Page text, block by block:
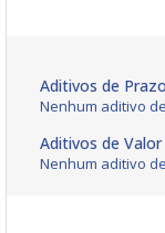
Aditivos de Prazo
Nenhum aditivo
Aditivos de Valor
Nenhum aditivo